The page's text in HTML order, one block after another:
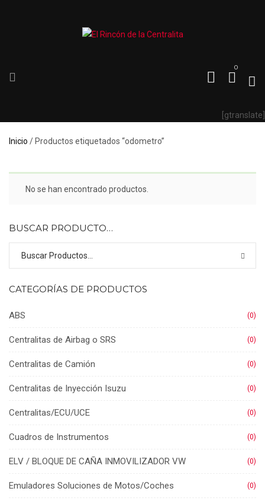
0
[gtranslate]
Inicio / Productos etiquetados “odometro”
No se han encontrado productos.
BUSCAR PRODUCTO…
CATEGORÍAS DE PRODUCTOS
ABS (0)
Centralitas de Airbag o SRS (0)
Centralitas de Camión (0)
Centralitas de Inyección Isuzu (0)
Centralitas/ECU/UCE (0)
Cuadros de Instrumentos (0)
ELV / BLOQUE DE CAÑA INMOVILIZADOR VW (0)
Emuladores Soluciones de Motos/Coches (0)